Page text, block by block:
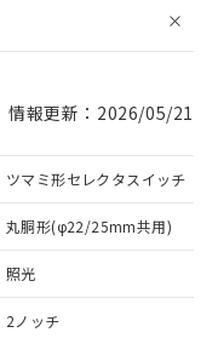
情報更新：2026/05/21
ツマミ形セレクタスイッチ
丸胴形(φ22/25mm共用)
照光
2ノッチ